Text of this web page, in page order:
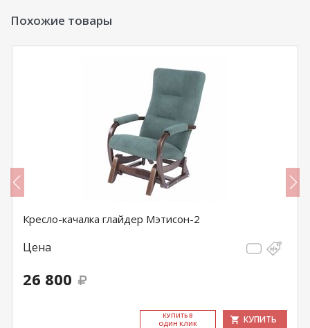
Похожие товары
Кресло-качалка глайдер Мэтисон-2
Цена
26 800
КУ­ПИТЬ В
ОДИН КЛИК
КУПИТЬ